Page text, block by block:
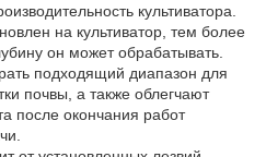
культиватора.
на культиватор, тем более
он может обрабатывать.
подходящий диапазон для
почвы, а также облегчают
после окончания работ